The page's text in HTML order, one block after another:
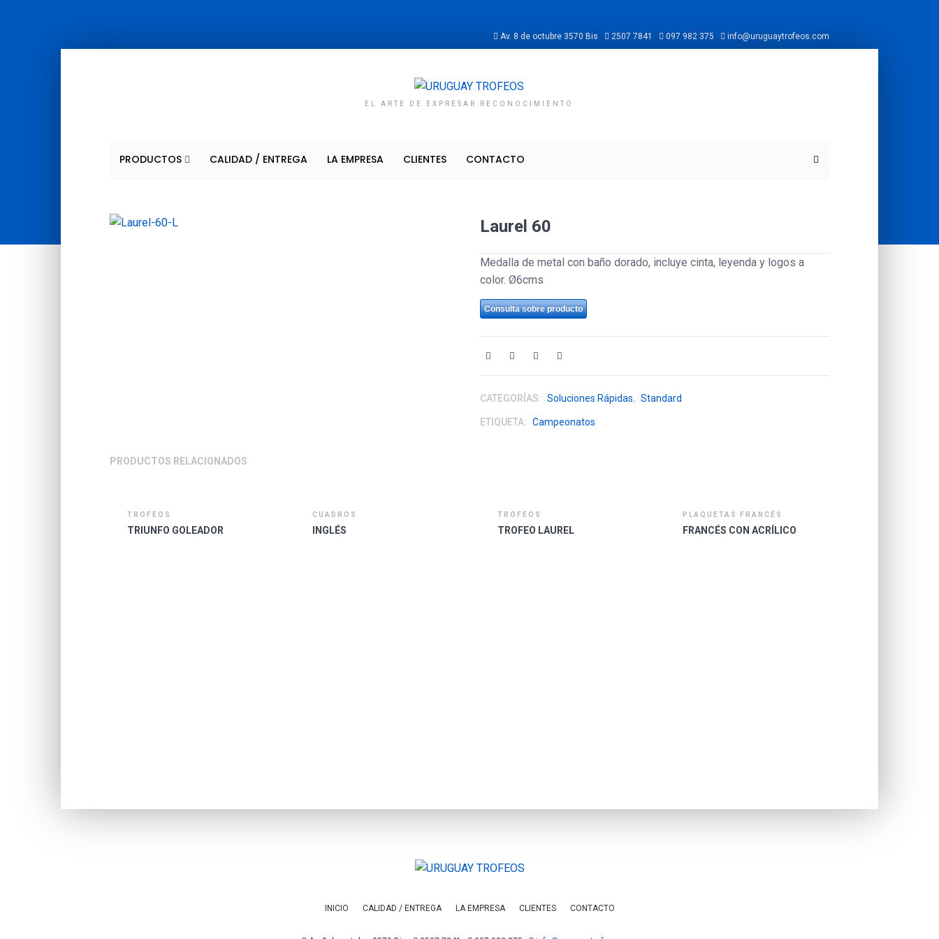
Av. 8 de octubre 3570 Bis 2507 7841 097 982 375 info@uruguaytrofeos.com
EL ARTE DE EXPRESAR RECONOCIMIENTO
PRODUCTOS CALIDAD / ENTREGA LA EMPRESA CLIENTES CONTACTO
Laurel 60
Medalla de metal con baño dorado, incluye cinta, leyenda y logos a
color. Ø6cms
Consulta sobre producto
CATEGORÍAS: Soluciones Rápidas, Standard
ETIQUETA: Campeonatos
PRODUCTOS RELACIONADOS
TROFEOS
TRIUNFO GOLEADOR
CUADROS
INGLÉS
TROFEOS
TROFEO LAUREL
PLAQUETAS FRANCÉS
FRANCÉS CON ACRÍLICO
INICIO CALIDAD / ENTREGA LA EMPRESA CLIENTES CONTACTO